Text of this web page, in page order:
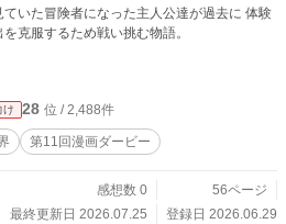
ていた冒険者になった主人公達が過去に 体験
克服するため戦い挑む物語。
け 28 位 / 2,488件
第11回漫画ダービー
感想数 0
56ページ
最終更新日 2026.07.25
登録日 2026.06.29